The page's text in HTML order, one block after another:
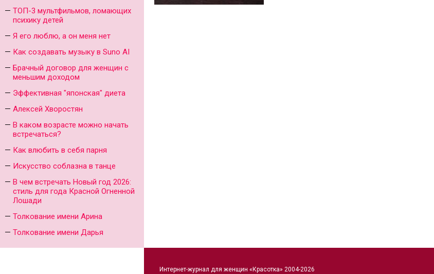
ТОП-3 мультфильмов, ломающих
психику детей
Я его люблю, а он меня нет
Как создавать музыку в Suno AI
Брачный договор для женщин с
меньшим доходом
Эффективная "японская" диета
Алексей Хворостян
В каком возрасте можно начать
встречаться?
Как влюбить в себя парня
Искусство соблазна в танце
В чем встречать Новый год 2026:
стиль для года Красной Огненной
Лошади
Толкование имени Арина
Толкование имени Дарья
Интернет-журнал для женщин «Красотка» 2004-2026